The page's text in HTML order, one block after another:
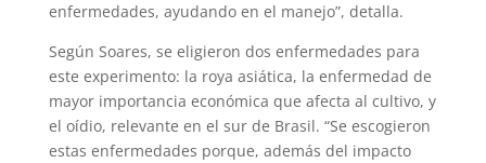
enfermedades, ayudando en el manejo”, detalla.
Según Soares, se eligieron dos enfermedades para
este experimento: la roya asiática, la enfermedad de
mayor importancia económica que afecta al cultivo, y
el oídio, relevante en el sur de Brasil. “Se escogieron
estas enfermedades porque, además del impacto